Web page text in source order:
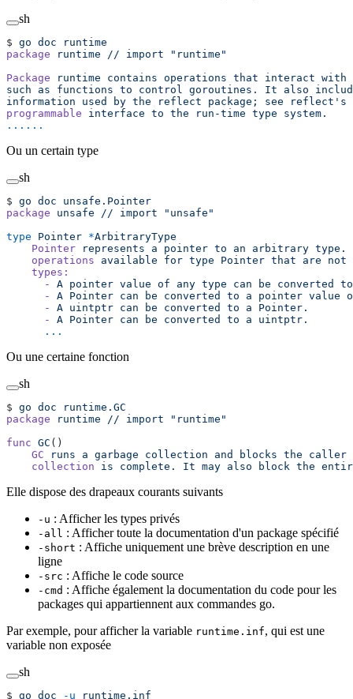
sh
$ go doc runtime
package runtime // import "runtime"
Package runtime contains operations that interact with
such as functions to control goroutines. It also
information used by the reflect package; see reflect's
programmable interface to the run-time type system.
......
Ou un certain type
sh
$ go doc unsafe.Pointer
package unsafe // import "unsafe"
type Pointer *ArbitraryType
    Pointer
represents a pointer to an arbitrary type.
    operations
available for type Pointer that are not
    types:
      -
A pointer value of any type can be converted
to
      -
A Pointer can be converted to a pointer value
      -
A uintptr can be converted to a Pointer.
      -
A Pointer can be converted to a uintptr.
      ...
Ou une certaine fonction
sh
$ go doc runtime.GC
package runtime // import "runtime"
func GC ()
    GC
runs a garbage collection and blocks the caller
    collection
is complete. It may also block the
Elle dispose des drapeaux courants suivants
-u : Afficher les types privés
-all : Afficher toute la documentation d'un package spécifié
-short : Affiche uniquement une brève description en une
ligne
-src : Affiche le code source
-cmd : Affiche également la documentation du code pour les
packages qui appartiennent aux commandes go.
Par exemple, pour afficher la variable runtime.inf, qui est une
variable non exposée
sh
$ go doc -u runtime.inf